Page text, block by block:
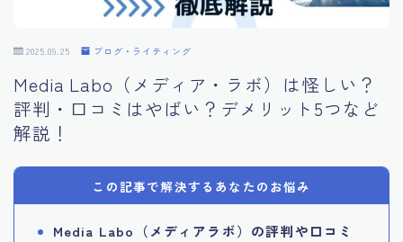
Webデザイン
せどり・物販
動画編集
2025.09.25 ブログ・ライティング
Media Labo（メディア・ラボ）は怪しい？
評判・口コミはやばい？デメリット5つなど
解説！
この記事で解決するあなたのお悩み
Media Labo（メディアラボ）の評判や口コミ